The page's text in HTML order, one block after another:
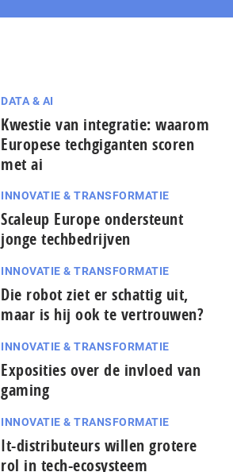
DATA & AI
Kwestie van integratie: waarom
Europese techgiganten scoren
met ai
INNOVATIE & TRANSFORMATIE
Scaleup Europe ondersteunt
jonge techbedrijven
INNOVATIE & TRANSFORMATIE
Die robot ziet er schattig uit,
maar is hij ook te vertrouwen?
INNOVATIE & TRANSFORMATIE
Exposities over de invloed van
gaming
INNOVATIE & TRANSFORMATIE
It-dis­tri­bu­teurs willen grotere
rol in tech-ecosysteem